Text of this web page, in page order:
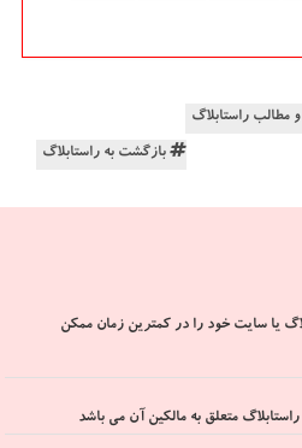
و مطالب راستابلاگ
بازگشت به راستابلاگ
یا سایت خود را در کمترین زمان ممکن